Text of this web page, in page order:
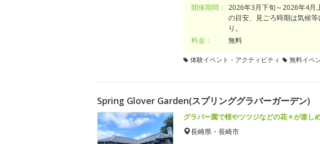
開催期間：
2026年3月下旬～2026年4月
の目安、見ごろ時期は気候
り。
料金：
無料
体験イベント・アクティビティ 無料イベ
Spring Glover Garden(スプリンググラバーガーデン)
グラバー園で桜やツツジなどの花々が楽し
長崎県・長崎市